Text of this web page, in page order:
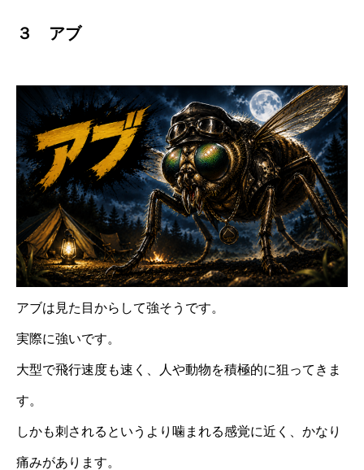
３ アブ
アブは見た目からして強そうです。
実際に強いです。
大型で飛行速度も速く、人や動物を積極的に狙ってきま
す。
しかも刺されるというより噛まれる感覚に近く、かなり
痛みがあります。